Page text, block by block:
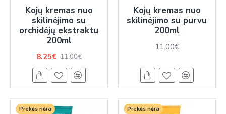
Kojų kremas nuo
skilinėjimo su
orchidėjų ekstraktu
200ml
8.25€ 11.00€
Kojų kremas nuo
skilinėjimo su purvu
200ml
11.00€
Prekės nėra Prekės nėra